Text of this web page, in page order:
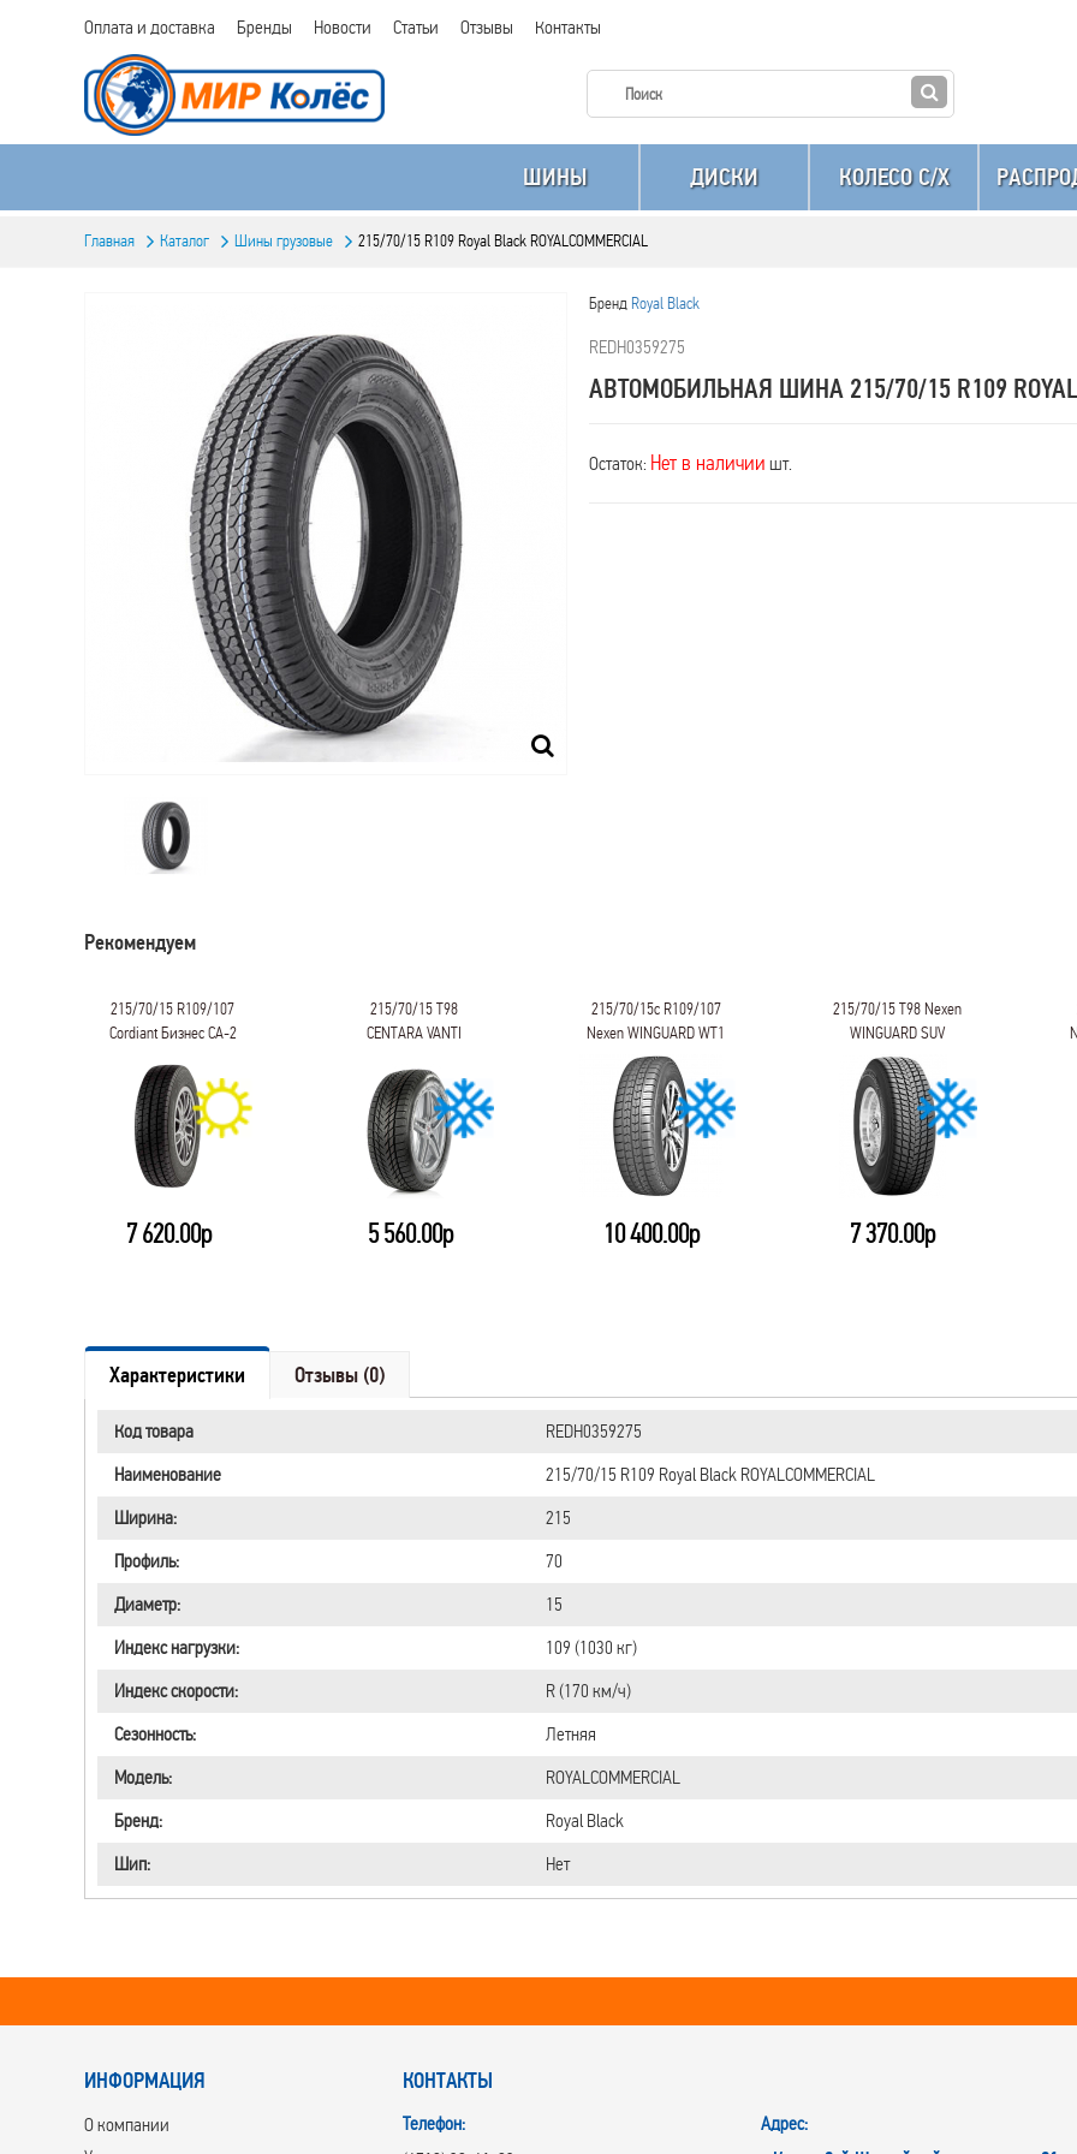
Оплата и доставка Бренды Новости Статьи Отзывы Контакты
ШИНЫ ДИСКИ КОЛЕСО C/X
Главная Каталог Шины грузовые 215/70/15 R109 Royal Black ROYALCOMMERCIAL
Бренд Royal Black
REDН0359275
АВТОМОБИЛЬНАЯ ШИНА 215/70/15 R109 ROYAL
Остаток: Нет в наличии шт.
Рекомендуем
215/70/15 R109/107
Cordiant Бизнес CA-2
7 620.00р
215/70/15 T98
CENTARA VANTI
5 560.00р
215/70/15c R109/107
Nexen WINGUARD WT1
10 400.00р
215/70/15 T98 Nexen
WINGUARD SUV
7 370.00р
Характеристики Отзывы (0)
Код товара
REDН0359275
Наименование
215/70/15 R109 Royal Black ROYALCOMMERCIAL
Ширина:
215
Профиль:
70
Диаметр:
15
Индекс нагрузки:
109 (1030 кг)
Индекс скорости:
R (170 км/ч)
Сезонность:
Летняя
Модель:
ROYALCOMMERCIAL
Бренд:
Royal Black
Шип:
Нет
ИНФОРМАЦИЯ
О компании
КОНТАКТЫ
Телефон:
Адрес: